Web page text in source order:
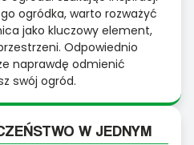
ogródka, warto rozważyć
jako kluczowy element,
Odpowiednio
naprawdę odmienić
swój ogród.
W JEDNYM